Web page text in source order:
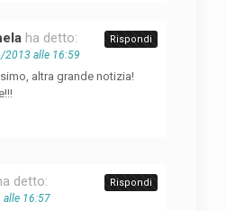
ha detto:
2013 alle 16:59
altra grande notizia!
Rispondi
detto:
16:57
Rispondi